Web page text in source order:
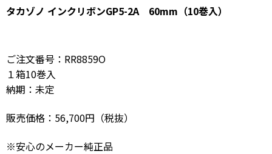
タカゾノ インクリボンGP5-2A 60mm（10巻入）
ご注文番号：RR8859O
１箱10巻入
納期：未定
販売価格：56,700円（税抜）
※安心のメーカー純正品